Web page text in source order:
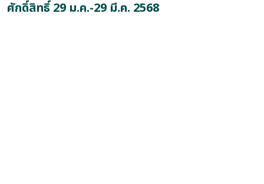
ศักดิ์สิทธิ์ 29 ม.ค.-29 มี.ค. 2568